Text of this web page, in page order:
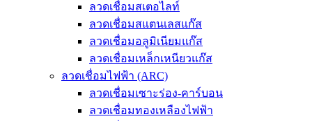
ลวดเชื่อมสเตอไลท์
ลวดเชื่อมสแตนเลสแก๊ส
ลวดเชื่อมอลูมิเนียมแก๊ส
ลวดเชื่อมเหล็กเหนียวแก๊ส
ลวดเชื่อมไฟฟ้า (ARC)
ลวดเชื่อมเซาะร่อง-คาร์บอน
ลวดเชื่อมทองเหลืองไฟฟ้า